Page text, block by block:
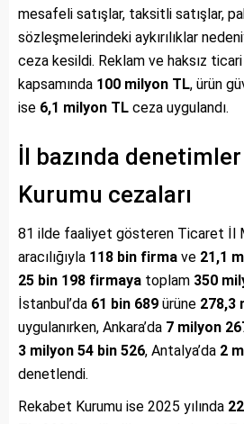
mesafeli satışlar, taksitli satışlar,
sözleşmelerindeki aykırılıklar
ceza kesildi. Reklam ve haksız
kapsamında 100 milyon TL, ürün
ise 6,1 milyon TL ceza uygulandı.
İl bazında
Kurumu cezaları
81 ilde faaliyet gösteren Ticaret İl
aracılığıyla 118 bin firma ve 21,1
25 bin 198 firmaya toplam 350
İstanbul’da 61 bin 689 ürüne 278,3
uygulanırken, Ankara’da 7 milyon
3 milyon 54 bin 526, Antalya’da 2
denetlendi.
Rekabet Kurumu ise 2025 yılında